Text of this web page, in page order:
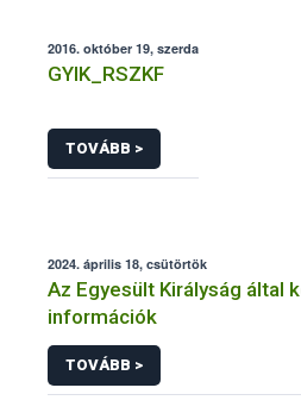
2016. október 19, szerda
GYIK_RSZKF
TOVÁBB >
2024. április 18, csütörtök
Az Egyesült Királyság által
információk
TOVÁBB >